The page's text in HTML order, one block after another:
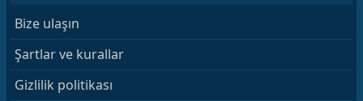
Bize ulaşın
Şartlar ve kurallar
Gizlilik politikası